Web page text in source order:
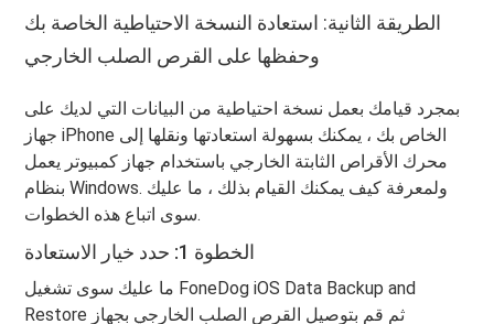
الطريقة الثانية: استعادة النسخة الاحتياطية الخاصة بك
وحفظها على القرص الصلب الخارجي
بمجرد قيامك بعمل نسخة احتياطية من البيانات التي لديك على
جهاز iPhone الخاص بك ، يمكنك بسهولة استعادتها ونقلها إلى
محرك الأقراص الثابتة الخارجي باستخدام جهاز كمبيوتر يعمل
بنظام Windows. ولمعرفة كيف يمكنك القيام بذلك ، ما عليك
سوى اتباع هذه الخطوات.
الخطوة 1: حدد خيار الاستعادة
ما عليك سوى تشغيل FoneDog iOS Data Backup and
Restore ثم قم بتوصيل القرص الصلب الخارجي بجهاز